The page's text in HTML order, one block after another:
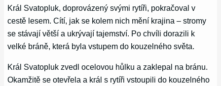
Král Svatopluk, doprovázený svými rytíři, pokračoval v
cestě lesem. Cítí, jak se kolem nich mění krajina – stromy
se stávají větší a ukrývají tajemství. Po chvíli dorazili k
velké bráně, která byla vstupem do kouzelného světa.
Král Svatopluk zvedl ocelovou hůlku a zaklepal na bránu.
Okamžitě se otevřela a král s rytíři vstoupili do kouzelného